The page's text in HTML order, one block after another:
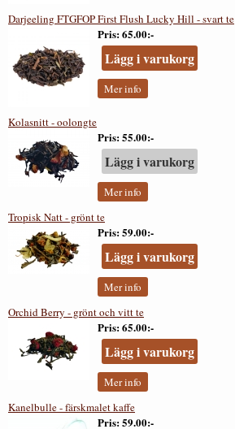
Darjeeling FTGFOP First Flush Lucky Hill - svart te
Pris 65.00:-
Lägg i varukorg
Mer info
Kolasnitt - oolongte
Pris 55.00:-
Lägg i varukorg
Mer info
Tropisk Natt - grönt te
Pris 59.00:-
Lägg i varukorg
Mer info
Orchid Berry - grönt och vitt te
Pris 65.00:-
Lägg i varukorg
Mer info
Kanelbulle - färskmalet kaffe
Pris 59.00:-